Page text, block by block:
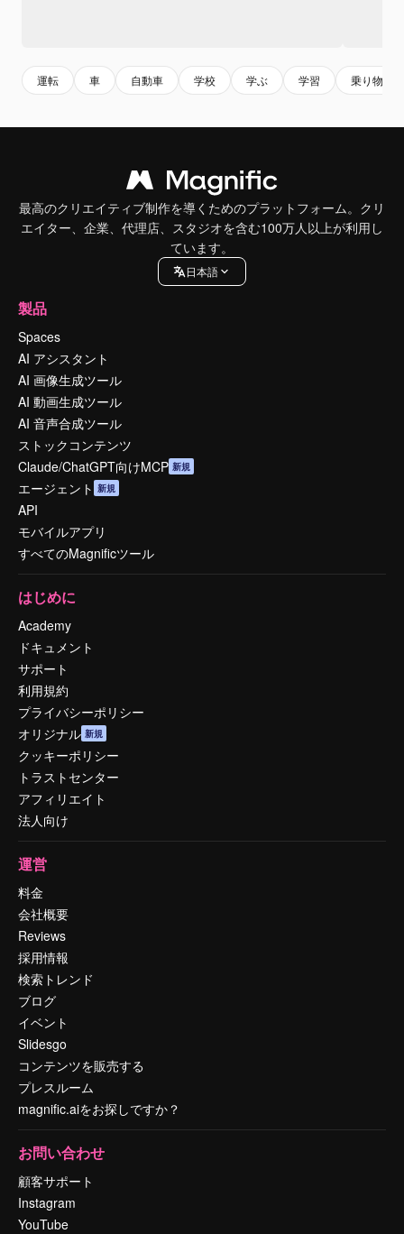
運転 車 自動車 学校 学ぶ 学習 乗り物
最高のクリエイティブ制作を導くためのプラットフォーム。クリ
エイター、企業、代理店、スタジオを含む100万人以上が利用し
ています。
日本語
製品
Spaces
AI アシスタント
AI 画像生成ツール
AI 動画生成ツール
AI 音声合成ツール
ストックコンテンツ
Claude/ChatGPT向けMCP 新規
エージェント 新規
API
モバイルアプリ
すべてのMagnificツール
はじめに
Academy
ドキュメント
サポート
利用規約
プライバシーポリシー
オリジナル 新規
クッキーポリシー
トラストセンター
アフィリエイト
法人向け
運営
料金
会社概要
Reviews
採用情報
検索トレンド
ブログ
イベント
Slidesgo
コンテンツを販売する
プレスルーム
magnific.aiをお探しですか？
お問い合わせ
顧客サポート
Instagram
YouTube